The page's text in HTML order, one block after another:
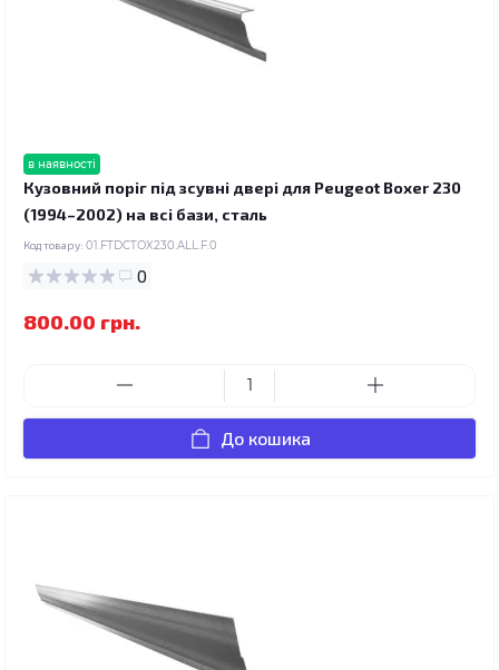
в наявності
Кузовний поріг під зсувні двері для Peugeot Boxer 230
(1994–2002) на всі бази, сталь
Код товару: 01.FTDCTOX230.ALL.F.0
0
800.00 грн.
До кошика